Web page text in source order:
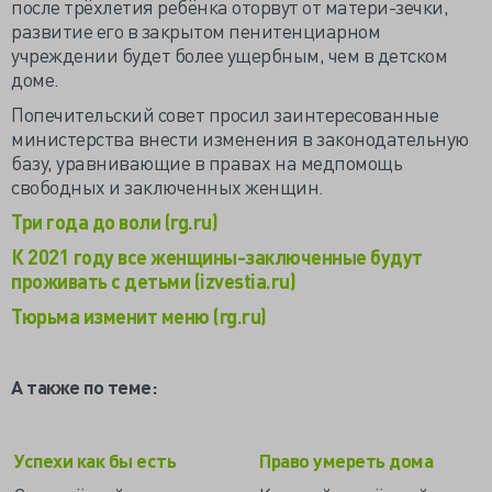
после трёхлетия ребёнка оторвут от матери-зечки,
развитие его в закрытом пенитенциарном
учреждении будет более ущербным, чем в детском
доме.
Попечительский совет просил заинтересованные
министерства внести изменения в законодательную
базу, уравнивающие в правах на медпомощь
свободных и заключенных женщин.
Три года до воли (rg.ru)
К 2021 году все женщины-заключенные будут
проживать с детьми (izvestia.ru)
Тюрьма изменит меню (rg.ru)
А также по теме:
Успехи как бы есть Право умереть дома